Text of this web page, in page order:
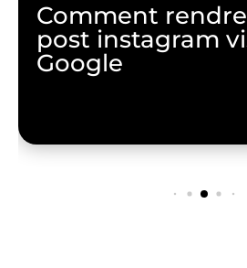
Comment
post instagram
Google